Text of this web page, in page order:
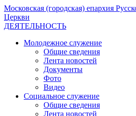
Московская (городская) епархия
Церкви
ДЕЯТЕЛЬНОСТЬ
Молодежное служение
Общие сведения
Лента новостей
Документы
Фото
Видео
Социальное служение
Общие сведения
Лента новостей